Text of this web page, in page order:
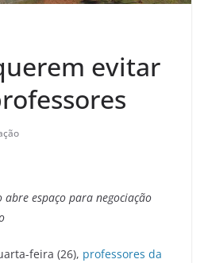
evitar
espaço para negociação
feira (26), professores da